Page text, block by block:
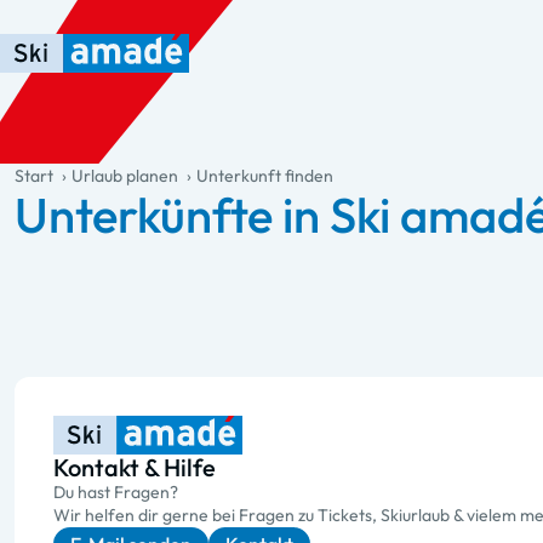
Zum Haupt-Inhalt springen
Springe zur Tabelle
Zur Haupt-Navigation springen
general.table-of-content
Start Urlaub planen Unterkunft finden
Unterkünfte in Ski
Kontakt & Hilfe
Du hast Fragen?
Wir helfen dir gerne bei Fragen zu Tickets, Skiurlaub & vielem